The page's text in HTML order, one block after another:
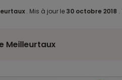
. Mis à jour le30 octobre 2018 .
Meilleurtaux